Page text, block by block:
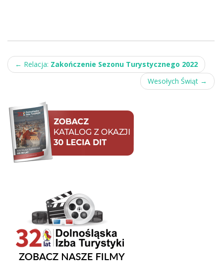
Post
← Relacja: Zakończenie Sezonu Turystycznego 2022
Wesołych Świąt →